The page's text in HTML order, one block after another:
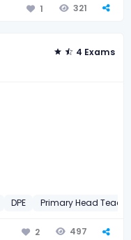
1 321
4 Exams
DPE Primary Head
2 497